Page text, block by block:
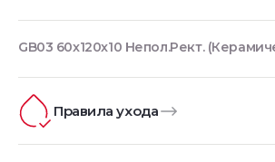
GB03 60x120x10 Непол.Рект.
Правила ухода